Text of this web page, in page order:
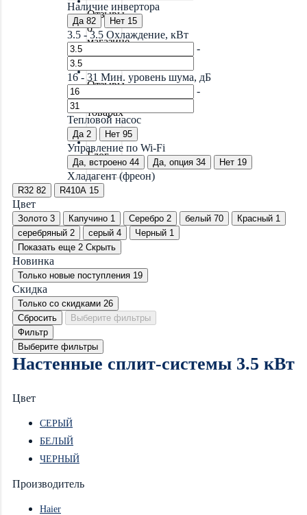
Отзывы
о
магазине
Отзывы
о
товарах
Блог
Наличие инвертора
Да 82 Нет 15
3.5 -3.5 Охлаждение, кВт
-
16- 31 Мин. уровень шума, дБ
-
Тепловой насос
Да 2 Нет 95
Управление по Wi-Fi
Да, встроено 44 Да, опция 34 Нет 19
Хладагент (фреон)
R32 82 R410A 15
Цвет
Золото 3 Капучино 1 Серебро 2 белый 70 Красный 1
серебряный 2 серый 4 Черный 1
Показать еще 2 Скрыть
Новинка
Только новые поступления 19
Скидка
Только со cкидками 26
Сбросить
Выберите фильтры
Фильтр
Выберите фильтры
Настенные сплит-системы 3.5 кВт
Цвет
СЕРЫЙ
БЕЛЫЙ
ЧЕРНЫЙ
Производитель
Haier